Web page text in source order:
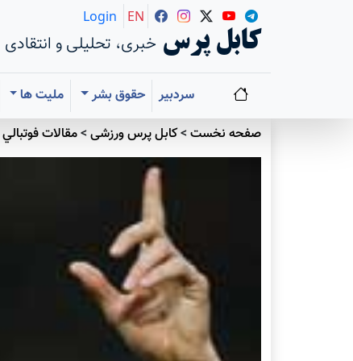
کابل پرس خبری، تحلیلی و انتقادی
Login EN
سردبیر حقوق بشر ملیت ها
صفحه نخست>کابل پرس ورزشی>مقالات فوتبالي